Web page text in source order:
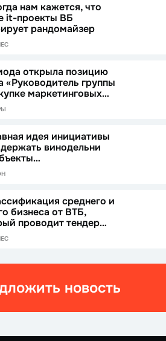
нам кажется, что
it-проекты ВБ
рандомайзер
открыла позицию
«Руководитель группы
маркетинговых…
идея инициативы
винодельни
среднего и
бизнеса от ВТБ,
проводит тендер…
новость